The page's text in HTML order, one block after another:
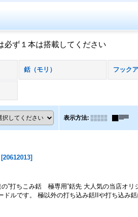
必ず１本は搭載してください
銛（モリ）
表示方法:
[20612013]
”打ちこみ銛 極専用”銛先 大人気の当店オリ
ドルです。 極以外の打ち込み銛IIや打ち込み